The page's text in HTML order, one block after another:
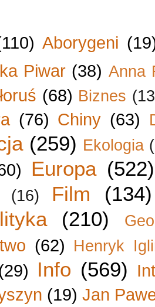
Aborygeni
Piwar (38) Anna
(68) Biznes
(76) Chiny (63)
(259) Ekologia
Europa (522)
(16) Film
(134)
(210)
(62) Henryk
Info (569)
(19) Jan